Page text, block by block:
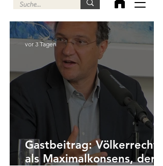
Gastbeitrag: Völkerrecht
als Maximalkonsens, der
vor 3 Tagen